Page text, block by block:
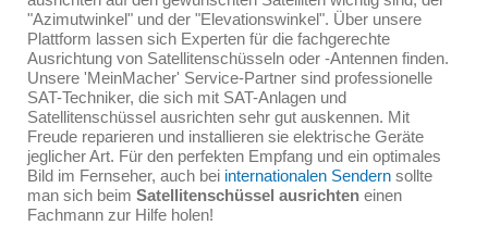
"Azimutwinkel" und der "Elevationswinkel". Über unsere
Plattform lassen sich Experten für die fachgerechte
Ausrichtung von Satellitenschüsseln oder -Antennen finden.
Unsere 'MeinMacher' Service-Partner sind professionelle
SAT-Techniker, die sich mit SAT-Anlagen und
Satellitenschüssel ausrichten sehr gut auskennen. Mit
Freude reparieren und installieren sie elektrische Geräte
jeglicher Art. Für den perfekten Empfang und ein optimales
Bild im Fernseher, auch bei internationalen Sendern sollte
man sich beim Satellitenschüssel ausrichten einen
Fachmann zur Hilfe holen!